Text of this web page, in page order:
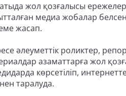
жол қозғалысы
медиа жобалар
жасап.
әлеуметтік роликтер,
азаматтарға жол
көрсетіліп,
таралуда.